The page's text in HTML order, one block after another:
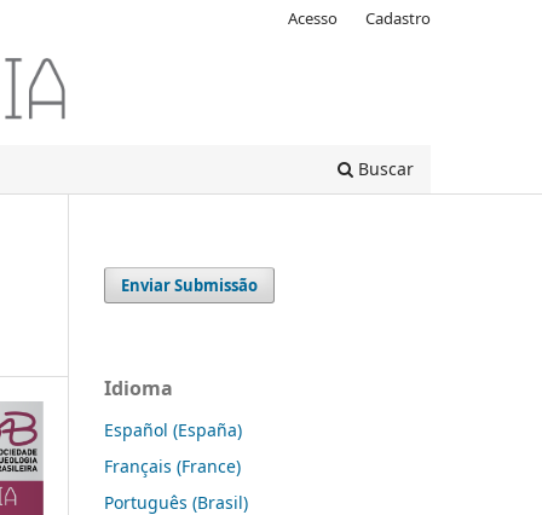
Buscar
Acesso Cadastro
Enviar Submissão
Idioma
Español (España)
Français (France)
Português (Brasil)